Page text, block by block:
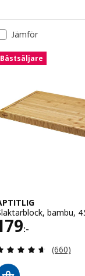
Jämför
Bästsäljare
bambu,
:-
179:-
(660)